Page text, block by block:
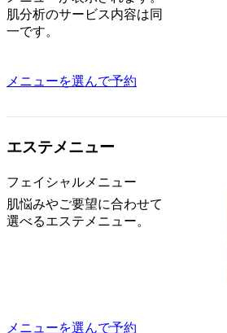
肌分析のサービス内容は同
一です。
メニューを選んで予約
エステメニュー
フェイシャルメニュー
肌悩みやご要望に合わせて
選べるエステメニュー。
メニューを選んで予約